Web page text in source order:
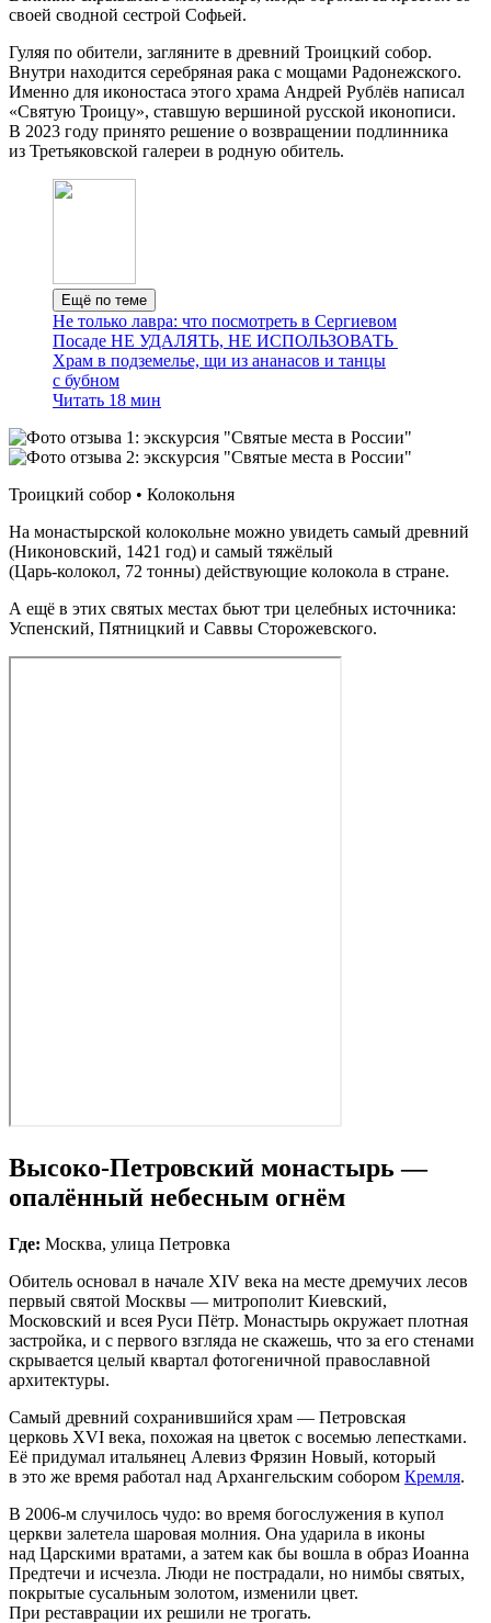
своей сводной сестрой Софьей.
Гуляя по обители, загляните в древний Троицкий собор.
Внутри находится серебряная рака с мощами Радонежского.
Именно для иконостаса этого храма Андрей Рублёв написал
«Святую Троицу», ставшую вершиной русской иконописи.
В 2023 году принято решение о возвращении подлинника
из Третьяковской галереи в родную обитель.
Ещё по теме
Не только лавра: что посмотреть в Сергиевом
Посаде НЕ УДАЛЯТЬ, НЕ ИСПОЛЬЗОВАТЬ
Храм в подземелье, щи из ананасов и танцы
с бубном
Читать 18 мин
Троицкий собор • Колокольня
На монастырской колокольне можно увидеть самый древний
(Никоновский, 1421 год) и самый тяжёлый
(Царь‑колокол, 72 тонны) действующие колокола в стране.
А ещё в этих святых местах бьют три целебных источника:
Успенский, Пятницкий и Саввы Сторожевского.
Высоко‑Петровский монастырь —
опалённый небесным огнём
Где: Москва, улица Петровка
Обитель основал в начале XIV века на месте дремучих лесов
первый святой Москвы — митрополит Киевский,
Московский и всея Руси Пётр. Монастырь окружает плотная
застройка, и с первого взгляда не скажешь, что за его стенами
скрывается целый квартал фотогеничной православной
архитектуры.
Самый древний сохранившийся храм — Петровская
церковь XVI века, похожая на цветок с восемью лепестками.
Её придумал итальянец Алевиз Фрязин Новый, который
в это же время работал над Архангельским собором Кремля.
В 2006‑м случилось чудо: во время богослужения в купол
церкви залетела шаровая молния. Она ударила в иконы
над Царскими вратами, а затем как бы вошла в образ Иоанна
Предтечи и исчезла. Люди не пострадали, но нимбы святых,
покрытые сусальным золотом, изменили цвет.
При реставрации их решили не трогать.